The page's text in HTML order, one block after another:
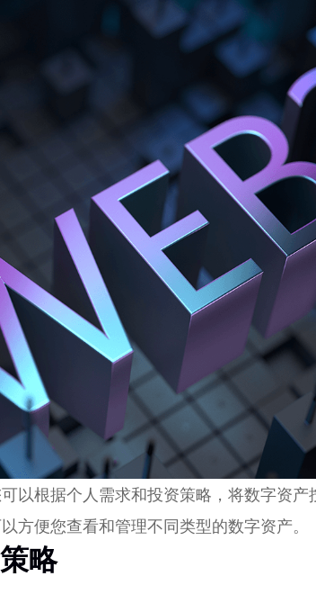
以根据个人需求和投资策略，将数字资
方便您查看和管理不同类型的数字资产。
略